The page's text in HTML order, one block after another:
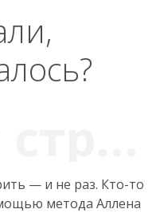
— и не раз. Кто-то
метода Аллена